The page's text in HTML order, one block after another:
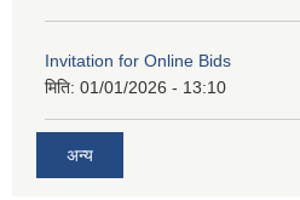
Invitation for Online Bids
मिति: 01/01/2026 - 13:10
अन्य